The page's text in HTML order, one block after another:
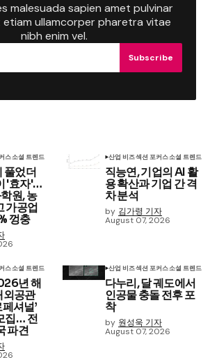
malesuada sapien amet pulvinar
etiam ullamcorper pharetra vitae
nibh enim vel.
Subscribe
스소셜 트렌드
풀었더
'효자'…
원, 농
가공업
껑충
산업 비즈섹션 포커스소셜 트렌드
직능연, 기업의 AI 활
용 확산과 기업 간 격
차 분석
by 김가령 기자
August 07, 2026
스소셜 트렌드
년 해
외공관
셔널’
집… 전
파견
산업 비즈섹션 포커스소셜 트렌드
다누리, 달 궤도에서
인공물 충돌 전후 포
착
by 원성욱 기자
August 07, 2026